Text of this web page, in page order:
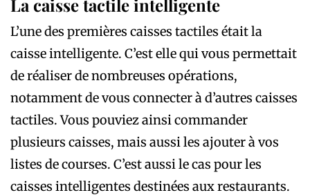
La caisse tactile intelligente
L’une des premières caisses tactiles était la
caisse intelligente. C’est elle qui vous permettait
de réaliser de nombreuses opérations,
notamment de vous connecter à d’autres caisses
tactiles. Vous pouviez ainsi commander
plusieurs caisses, mais aussi les ajouter à vos
listes de courses. C’est aussi le cas pour les
caisses intelligentes destinées aux restaurants.